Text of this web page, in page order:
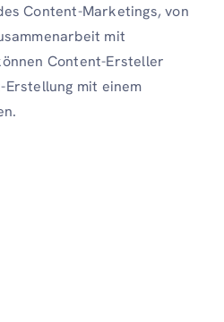
Content-Marketings, von
mit
Content-Ersteller
mit einem